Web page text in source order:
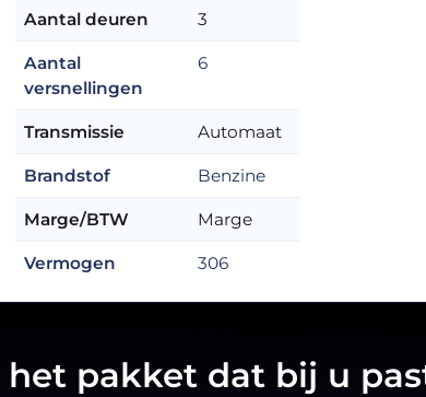
Aantal deuren 3
Aantal
versnellingen
6
Transmissie Automaat
Brandstof Benzine
Marge/BTW Marge
Vermogen 306
het pakket dat bij u